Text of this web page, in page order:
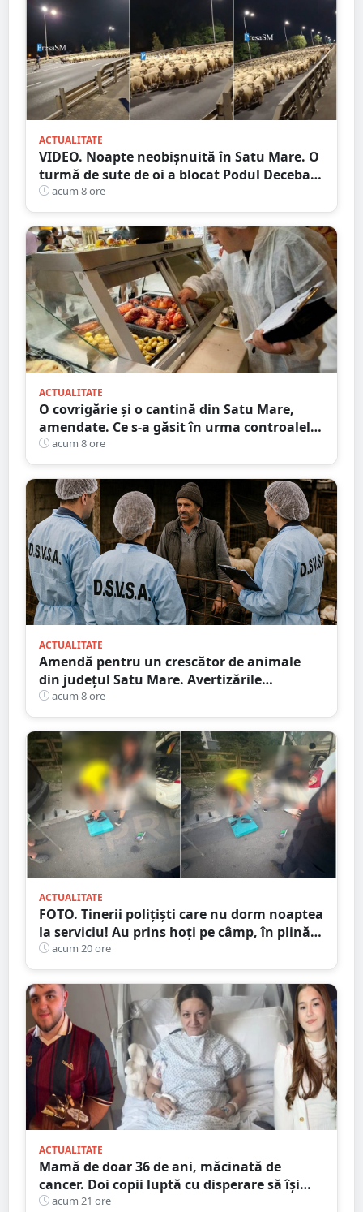
ACTUALITATE
VIDEO. Noapte neobișnuită în Satu Mare. O
turmă de sute de oi a blocat Podul Decebal.
Gest de apreciat al ciobanului
acum 8 ore
ACTUALITATE
O covrigărie și o cantină din Satu Mare,
amendate. Ce s-a găsit în urma controalelor
DSVSA
acum 8 ore
ACTUALITATE
Amendă pentru un crescător de animale
din județul Satu Mare. Avertizările
transmise de DSVSA
acum 8 ore
ACTUALITATE
FOTO. Tinerii polițiști care nu dorm noaptea
la serviciu! Au prins hoți pe câmp, în plină
noapte, în județul Satu Mare
acum 20 ore
ACTUALITATE
Mamă de doar 36 de ani, măcinată de
cancer. Doi copii luptă cu disperare să își
salveze mama: „Nu o lăsați să se stingă”
acum 21 ore